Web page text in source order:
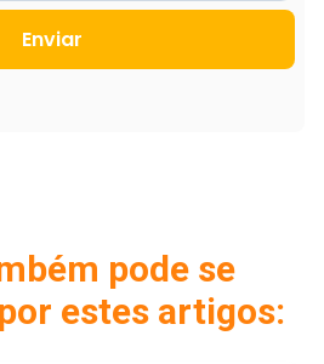
Enviar
pode se
estes artigos: